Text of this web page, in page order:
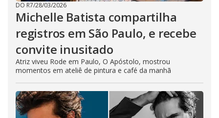
DO R7/28/03/2026
Michelle Batista compartilha
registros em São Paulo, e recebe
convite inusitado
Atriz viveu Rode em Paulo, O Apóstolo, mostrou
momentos em ateliê de pintura e café da manhã